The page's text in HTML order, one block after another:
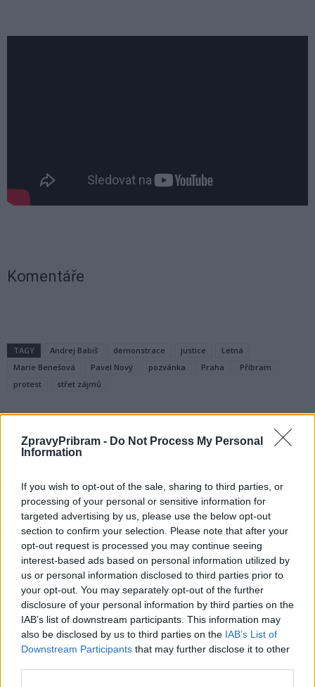
ZpravyPribram - Do Not Process My Personal
Information
If you wish to opt-out of the sale, sharing to third parties, or
processing of your personal or sensitive information for
targeted advertising by us, please use the below opt-out
section to confirm your selection. Please note that after your
opt-out request is processed you may continue seeing
interest-based ads based on personal information utilized by
us or personal information disclosed to third parties prior to
your opt-out. You may separately opt-out of the further
disclosure of your personal information by third parties on the
IAB’s list of downstream participants. This information may
also be disclosed by us to third parties on the IAB’s List of
Downstream Participants that may further disclose it to other
Komentáře
TAGY Andrej Babiš demonstrace justice
Letná
Marie Benešová
Pavel Nový pozvánka Praha
Příbram
protest
střet zájmů
Předchozí článek
Omezení ORL ambulance
o prázdninách
Následující článek
Petrovice začaly řešit
nedostatek vody
SOUVISEJÍCÍ ČLÁNKY
VÍCE OD AUTORA
Parkovací dům jako levná garáž? Opozice